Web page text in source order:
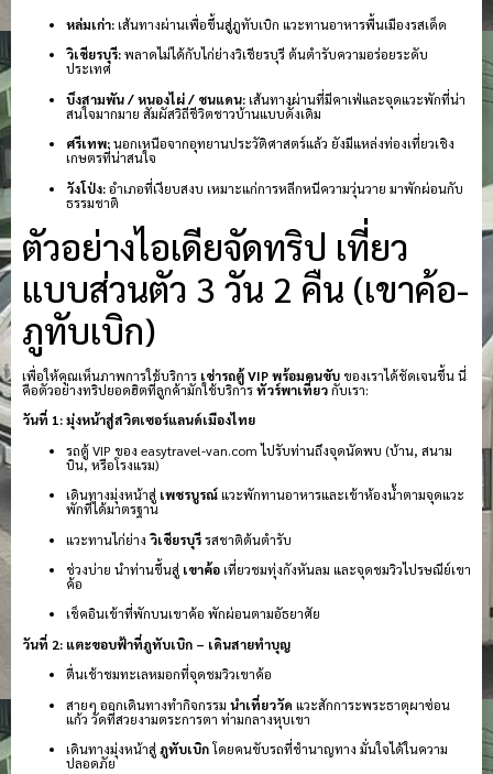
หล่มเก่า:เส้นทางผ่านเพื่อขึ้นสู่ภูทับเบิก แวะทานอาหารพื้นเมืองรสเด็ด
วิเชียรบุรี:พลาดไม่ได้กับไก่ย่างวิเชียรบุรี ต้นตำรับความอร่อยระดับ
ประเทศ
บึงสามพัน / หนองไผ่ / ชนแดน:เส้นทางผ่านที่มีคาเฟ่และจุดแวะพักที่น่า
สนใจมากมาย สัมผัสวิถีชีวิตชาวบ้านแบบดั้งเดิม
ศรีเทพ:นอกเหนือจากอุทยานประวัติศาสตร์แล้ว ยังมีแหล่งท่องเที่ยวเชิง
เกษตรที่น่าสนใจ
วังโป่ง:อำเภอที่เงียบสงบ เหมาะแก่การหลีกหนีความวุ่นวาย มาพักผ่อนกับ
ธรรมชาติ
ตัวอย่างไอเดียจัดทริป เที่ยว
แบบส่วนตัว 3 วัน 2 คืน (เขาค้อ-
ภูทับเบิก)
เพื่อให้คุณเห็นภาพการใช้บริการ เช่ารถตู้ VIP พร้อมคนขับ ของเราได้ชัดเจนขึ้น นี่
คือตัวอย่างทริปยอดฮิตที่ลูกค้ามักใช้บริการทัวร์พาเที่ยวกับเรา:
วันที่ 1: มุ่งหน้าสู่สวิตเซอร์แลนด์เมืองไทย
รถตู้ VIP ของ easytravel-van.com ไปรับท่านถึงจุดนัดพบ (บ้าน, สนาม
บิน, หรือโรงแรม)
เดินทางมุ่งหน้าสู่ เพชรบูรณ์แวะพักทานอาหารและเข้าห้องน้ำตามจุดแวะ
พักที่ได้มาตรฐาน
แวะทานไก่ย่าง วิเชียรบุรีรสชาติต้นตำรับ
ช่วงบ่าย นำท่านขึ้นสู่ เขาค้อเที่ยวชมทุ่งกังหันลม และจุดชมวิวไปรษณีย์เขา
ค้อ
เช็คอินเข้าที่พักบนเขาค้อ พักผ่อนตามอัธยาศัย
วันที่ 2: แตะขอบฟ้าที่ภูทับเบิก – เดินสายทำบุญ
ตื่นเช้าชมทะเลหมอกที่จุดชมวิวเขาค้อ
สายๆ ออกเดินทางทำกิจกรรม นำเที่ยววัด แวะสักการะพระธาตุผาซ่อน
แก้ว วัดที่สวยงามตระการตา ท่ามกลางหุบเขา
เดินทางมุ่งหน้าสู่ ภูทับเบิกโดยคนขับรถที่ชำนาญทาง มั่นใจได้ในความ
ปลอดภัย